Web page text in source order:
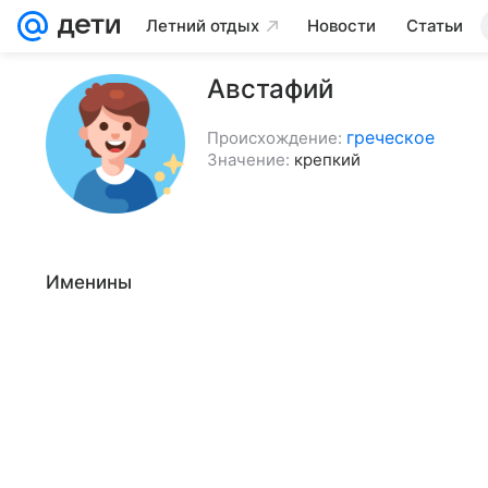
Летний отдых Новости Статьи
Австафий
Происхождение: греческое
Значение: крепкий
Именины